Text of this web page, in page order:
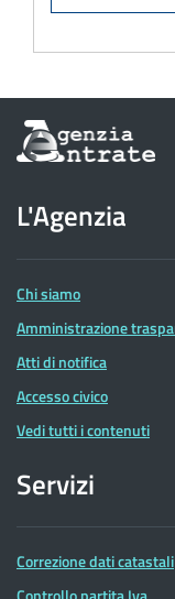
Informazioni
sul
dell'Agenzia
delle
Entrate
L'Agenzia
Chi siamo
Amministrazione
Atti di notifica
Accesso civico
Vedi tutti i contenuti
Servizi
Correzione dati catastali